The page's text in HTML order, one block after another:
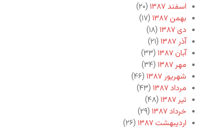
اسفند ۱۳۸۷
(۲۰)
بهمن ۱۳۸۷
(۱۷)
دی ۱۳۸۷
(۱۸)
آذر ۱۳۸۷
(۲۱)
آبان ۱۳۸۷
(۳۳)
مهر ۱۳۸۷
(۳۴)
شهریور ۱۳۸۷
(۴۶)
مرداد ۱۳۸۷
(۴۳)
تیر ۱۳۸۷
(۴۸)
خرداد ۱۳۸۷
(۲۹)
اردیبهشت ۱۳۸۷
(۲۶)